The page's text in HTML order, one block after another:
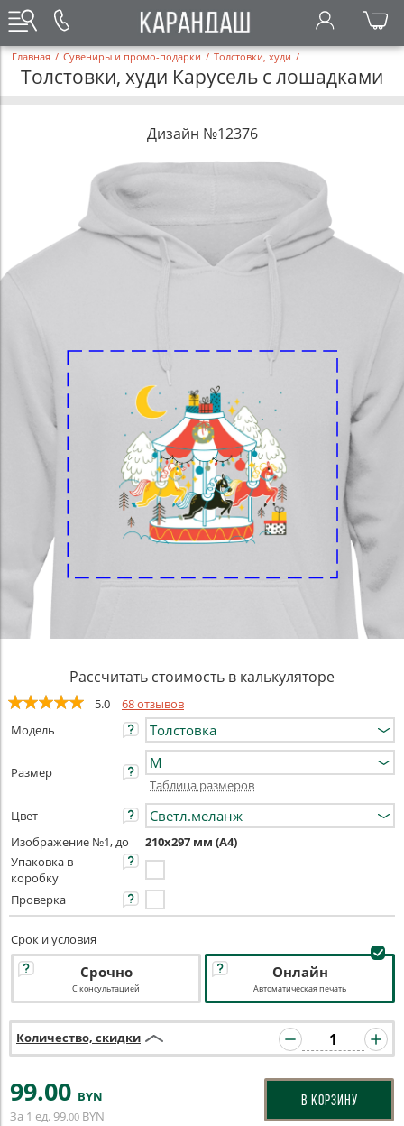
Главная / Сувениры и промо-подарки / Толстовки, худи /
Толстовки, худи Карусель с лошадками
Дизайн №12376
Рассчитать стоимость в калькуляторе
5.0
68 отзывов
Модель
Размер
Таблица размеров
Цвет
Изображение №1, до
210х297 мм (А4)
Упаковка в
коробку
Проверка
Срок и условия
Срочно
С консультацией
Онлайн
Автоматическая печать
Количество, скидки
99.00 BYN
За 1 ед.99.00 BYN
В КОРЗИНУ